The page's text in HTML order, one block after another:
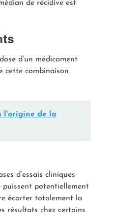
de récidive est
d’un médicament
cette combinaison
l'origine de la
d’essais cliniques
potentiellement
écarter totalement la
résultats chez certains